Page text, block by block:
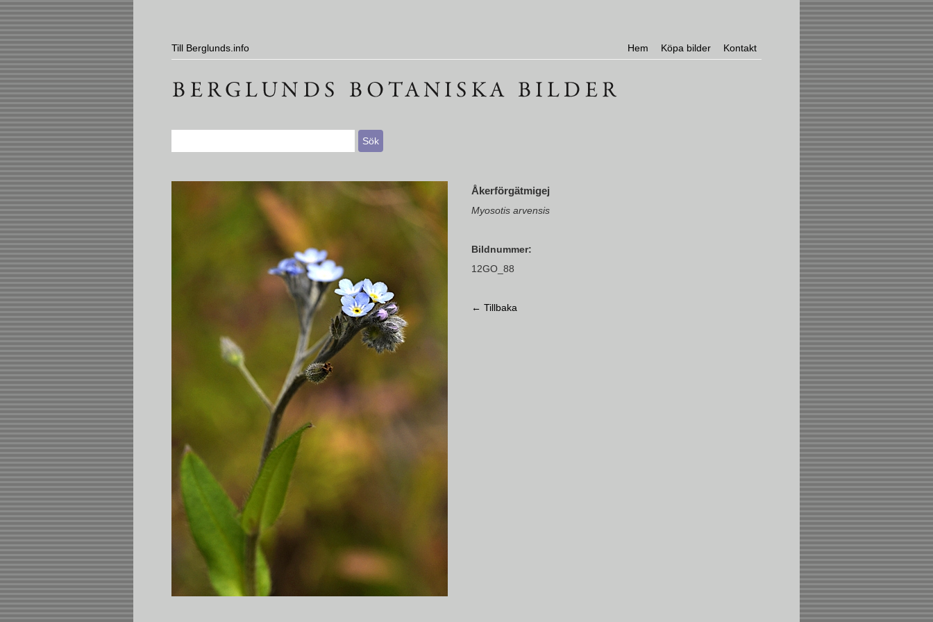
Till Berglunds.info
Huvudmeny Hem Köpa bilder Kontakt
Åkerförgätmigej
Myosotis arvensis
Bildnummer:
12GO_88
← Tillbaka